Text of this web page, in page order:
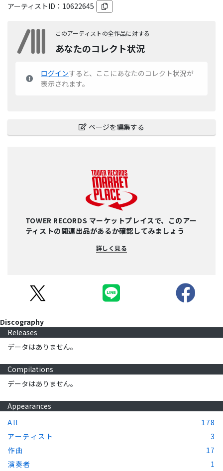
アーティストID： 10622645
このアーティストの全作品に対する
あなたのコレクト状況
ログインすると、ここにあなたのコレクト状況が
表示されます。
ページを編集する
TOWER RECORDS マーケットプレイスで、このアー
ティストの関連出品があるか確認してみましょう
詳しく見る
Discography
Releases
データはありません。
Compilations
データはありません。
Appearances
All
178
アーティスト
3
作曲
17
演奏者
1